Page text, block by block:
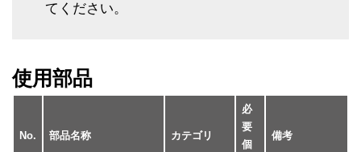
てください。
使用部品
No. 部品名称 カテゴリ
必
要
個
備考